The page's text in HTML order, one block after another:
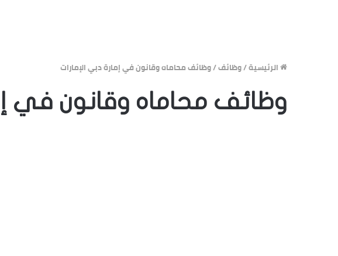
الرئيسية/وظائف/وظائف محاماه وقانون في إمارة دبي الإمارات
وظائف محاماه وقانون في